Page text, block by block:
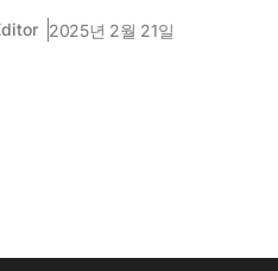
2025년 2월 21일